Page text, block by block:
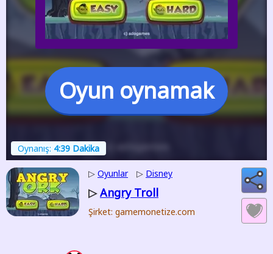
Oyun oynamak
Oynanış: 4:39 Dakika
▷ Oyunlar ▷ Disney
▷Angry Troll
Şirket: gamemonetize.com